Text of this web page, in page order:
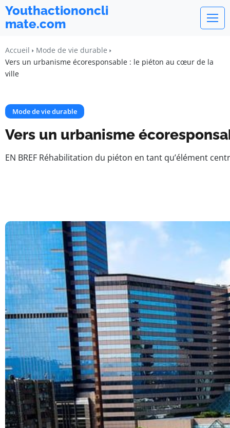
Youthactiononcli
mate.com
Accueil
Mode de vie durable
Vers un urbanisme écoresponsable : le piéton au cœur de la
ville
Mode de vie durable
Vers un urbanisme
EN BREF Réhabilitation du piéton en tant qu’élément